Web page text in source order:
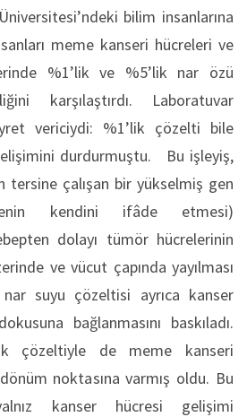
bilim insanlarına
meme kanseri hücreleri ve
%1’lik ve %5’lik nar özü
karşılaştırdı. Laboratuvar
vericiydi: %1’lik çözelti bile
durdurmuştu. Bu işleyiş,
çalışan bir yükselmiş gen
kendini ifâde etmesi)
dolayı tümör hücrelerinin
ve vücut çapında yayılması
suyu çözeltisi ayrıca kanser
bağlanmasını baskıladı.
çözeltiyle de meme kanseri
noktasına varmış oldu. Bu
kanser hücresi gelişimi